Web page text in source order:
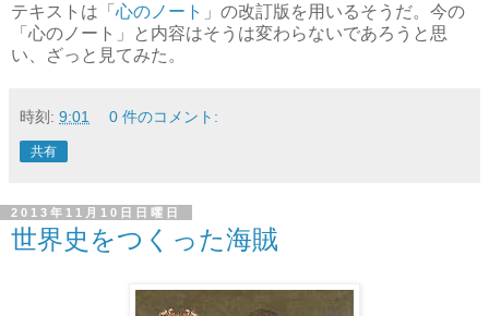
テキストは「 心のノート 」の改訂版を用いるそうだ。今の
「心のノート」と内容はそうは変わらないであろうと思
い、ざっと見てみた。
時刻: 9:01 0 件のコメント:
共有
2013年11月10日日曜日
世界史をつくった海賊